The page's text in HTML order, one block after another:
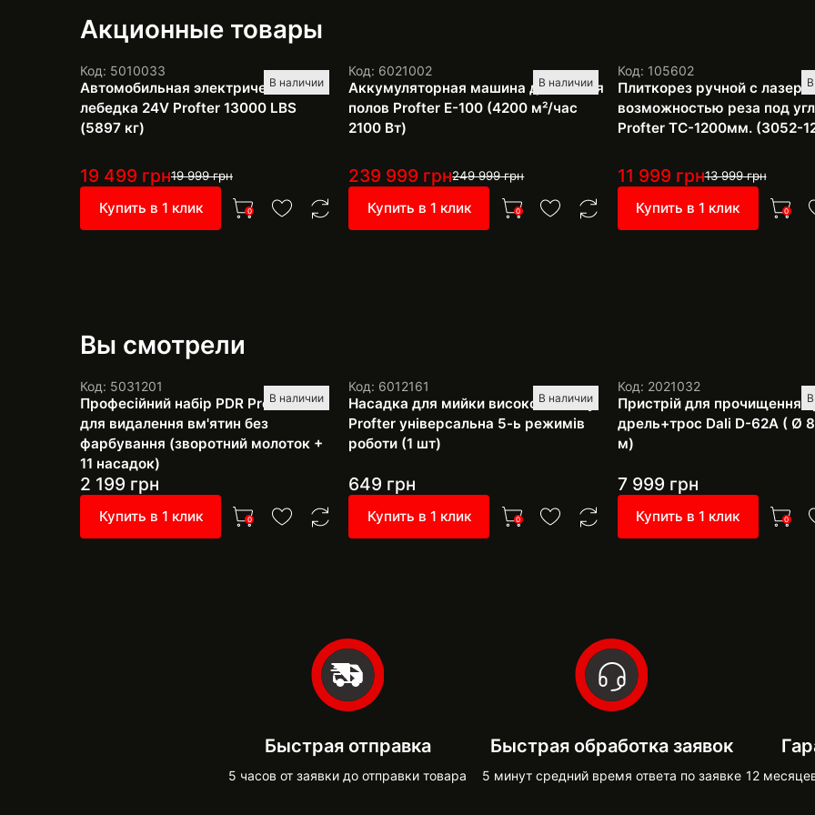
Акционные товары
В наличии
Код: 5010033
Автомобильная электрическая
лебедка 24V Profter 13000 LBS
(5897 кг)
19 499 грн19 999грн
Купить в 1 клик 0
В наличии
Код: 6021002
Аккумуляторная машина для мытья
полов Profter E-100 (4200 м²/час
2100 Вт)
239 999 грн249 999грн
Купить в 1 клик 0
Код: 105602
Плиткорез ручной с
возможностью реза под
Profter TC-1200мм. (3052-
11 999 грн13 999грн
Купить в 1 клик 0
Вы смотрели
В наличии
Код: 5031201
Професійний набір PDR Pro SH-4
для видалення вм'ятин без
фарбування (зворотний молоток +
11 насадок)
2 199 грн
Купить в 1 клик 0
В наличии
Код: 6012161
Насадка для мийки високого тиску
Profter універсальна 5-ь режимів
роботи (1 шт)
649 грн
Купить в 1 клик 0
Код: 2021032
Пристрій для прочищення
дрель+трос Dali D-62A ( Ø
м)
7 999 грн
Купить в 1 клик 0
Быстрая отправка
5 часов от заявки до отправки товара
Быстрая обработка заявок
5 минут средний время ответа по заявке 12